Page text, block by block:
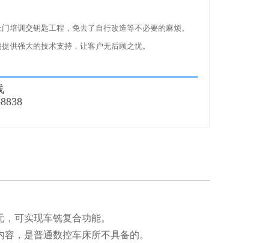
培训交钥匙工程，免去了自行改造等不必要的麻烦。
供强大的技术支持，让客户无后顾之忧。
可实现车铣复合功能。
，是普通数控车床所不具备的。